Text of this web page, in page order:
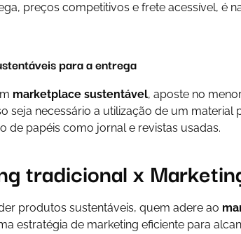
preços competitivos e frete acessível, é
para a entrega
marketplace sustentável, aposte no
seja necessário a utilização de um
de papéis como jornal e revistas usadas.
tradicional x
produtos sustentáveis, quem adere ao
estratégia de marketing eficiente para